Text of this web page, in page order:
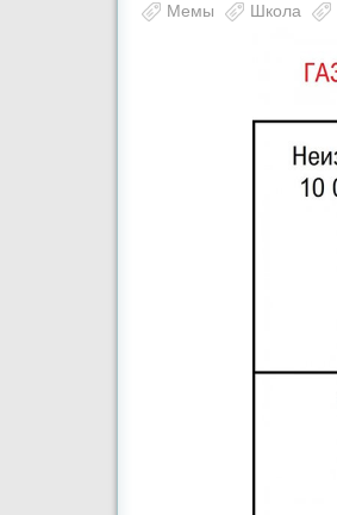
Мемы Школа